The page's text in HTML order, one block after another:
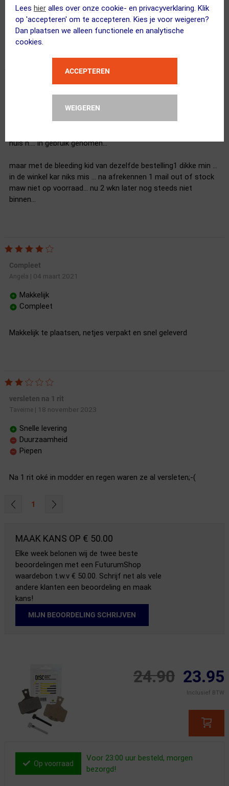
Lees hier alles over onze cookie- en privacyverklaring. Klik
op 'accepteren' om te accepteren. Kies je voor weigeren?
Dan plaatsen we alleen functionele en analytische
cookies.
ACCEPTEREN
WEIGEREN
Het blijven steeds goede remmen
perfect .. t is wat t is..
huis n.... in gebruik genomen...
maar met de bleeding kid van dezelfde bestelling1 dikke min ...
in de winkel kar niks mis ... na afrekennen 1 mail out of stock
maw niet op voorraad... nu 2 wkn later nog steeds niet
binnen...
Compleet
Angela 04 maart 2021
Makkelijk
Compleet
Makkelijk te plaatsen, netjes verpakt en snel geleverd
versleten na 1 rit
Taveirne| 18 november 2023
Snelle levering
Duurzaamheid
Piepen
Na 1 rit oké in modder en regen waren ze al versleten;-(
1
MAAK KANS OP € 50.00
Elke week belonen wij de twee beste
beoordelingen met een FuturumShop
waardebon t.w.v € 50.00. Schrijf net als vele
andere klanten een beoordeling en maak
kans!
MIJN BEOORDELING SCHRIJVEN
24.90 23.95
Inclusief BTW
Op voorraad
Voor 23:00 uur besteld, morgen
bezorgd!